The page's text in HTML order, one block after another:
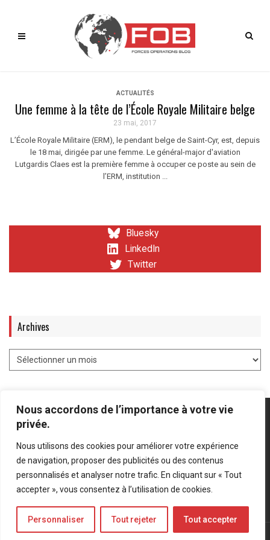
Nous accordons de l’importance à votre vie
privée.
Nous utilisons des cookies pour améliorer votre expérience
de navigation, proposer des publicités ou des contenus
personnalisés et analyser notre trafic. En cliquant sur « Tout
accepter », vous consentez à l’utilisation de cookies.
Personnaliser Tout rejeter Tout accepter
ACTUALITÉS
Une femme à la tête de l’École Royale Militaire belge
23 mai, 2017
L’École Royale Militaire (ERM), le pendant belge de Saint-Cyr, est, depuis
le 18 mai, dirigée par une femme. Le général-major d'aviation
Lutgardis Claes est la première femme à occuper ce poste au sein de
l’ERM, institution ...
Bluesky
LinkedIn
Twitter
Archives
Mentions légales Politique de confidentialité
Bluesky
LinkedIn
Twitter
© Forces Operations Blog - 2022